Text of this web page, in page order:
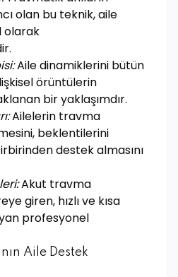
olan bu teknik, aile
olarak
Aile dinamiklerini bütün
örüntülerin
bir yaklaşımdır.
Ailelerin travma
beklentilerini
destek almasını
Akut travma
giren, hızlı ve kısa
profesyonel
Aile Destek